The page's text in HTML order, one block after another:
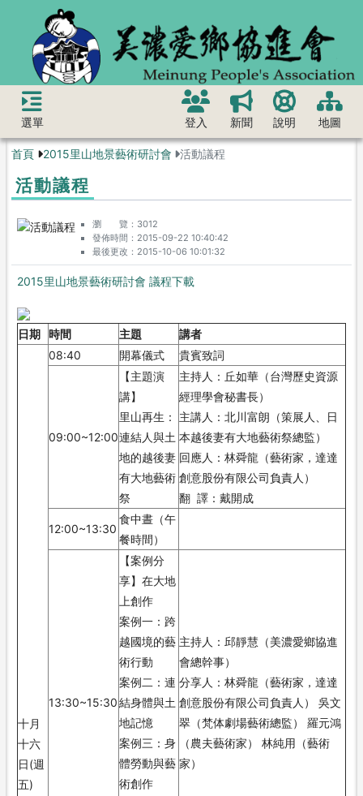
選單 登入 新聞 說明 地圖
首頁 2015里山地景藝術研討會 活動議程
活動議程
瀏 覽
3012
發佈時間
2015-09-22 10:40:42
最後更改
2015-10-06 10:01:32
2015里山地景藝術研討會 議程下載
日期 時間 主題 講者
十月
十六
日(週
五)
08:40 開幕儀式 貴賓致詞
09:00~12:00
【主題演
講】
里山再生：
連結人與土
地的越後妻
有大地藝術
祭
主持人：丘如華（台灣歷史資源
經理學會秘書長）
主講人：北川富朗（策展人、日
本越後妻有大地藝術祭總監）
回應人：林舜龍（藝術家，達達
創意股份有限公司負責人）
翻 譯：戴開成
12:00~13:30
食中晝（午
餐時間）
13:30~15:30
【案例分
享】在大地
上創作
案例一：跨
越國境的藝
術行動
案例二：連
結身體與土
地記憶
案例三：身
體勞動與藝
術創作
主持人：邱靜慧（美濃愛鄉協進
會總幹事）
分享人：林舜龍（藝術家，達達
創意股份有限公司負責人） 吳文
翠（梵体劇場藝術總監） 羅元鴻
（農夫藝術家） 林純用（藝術
家）